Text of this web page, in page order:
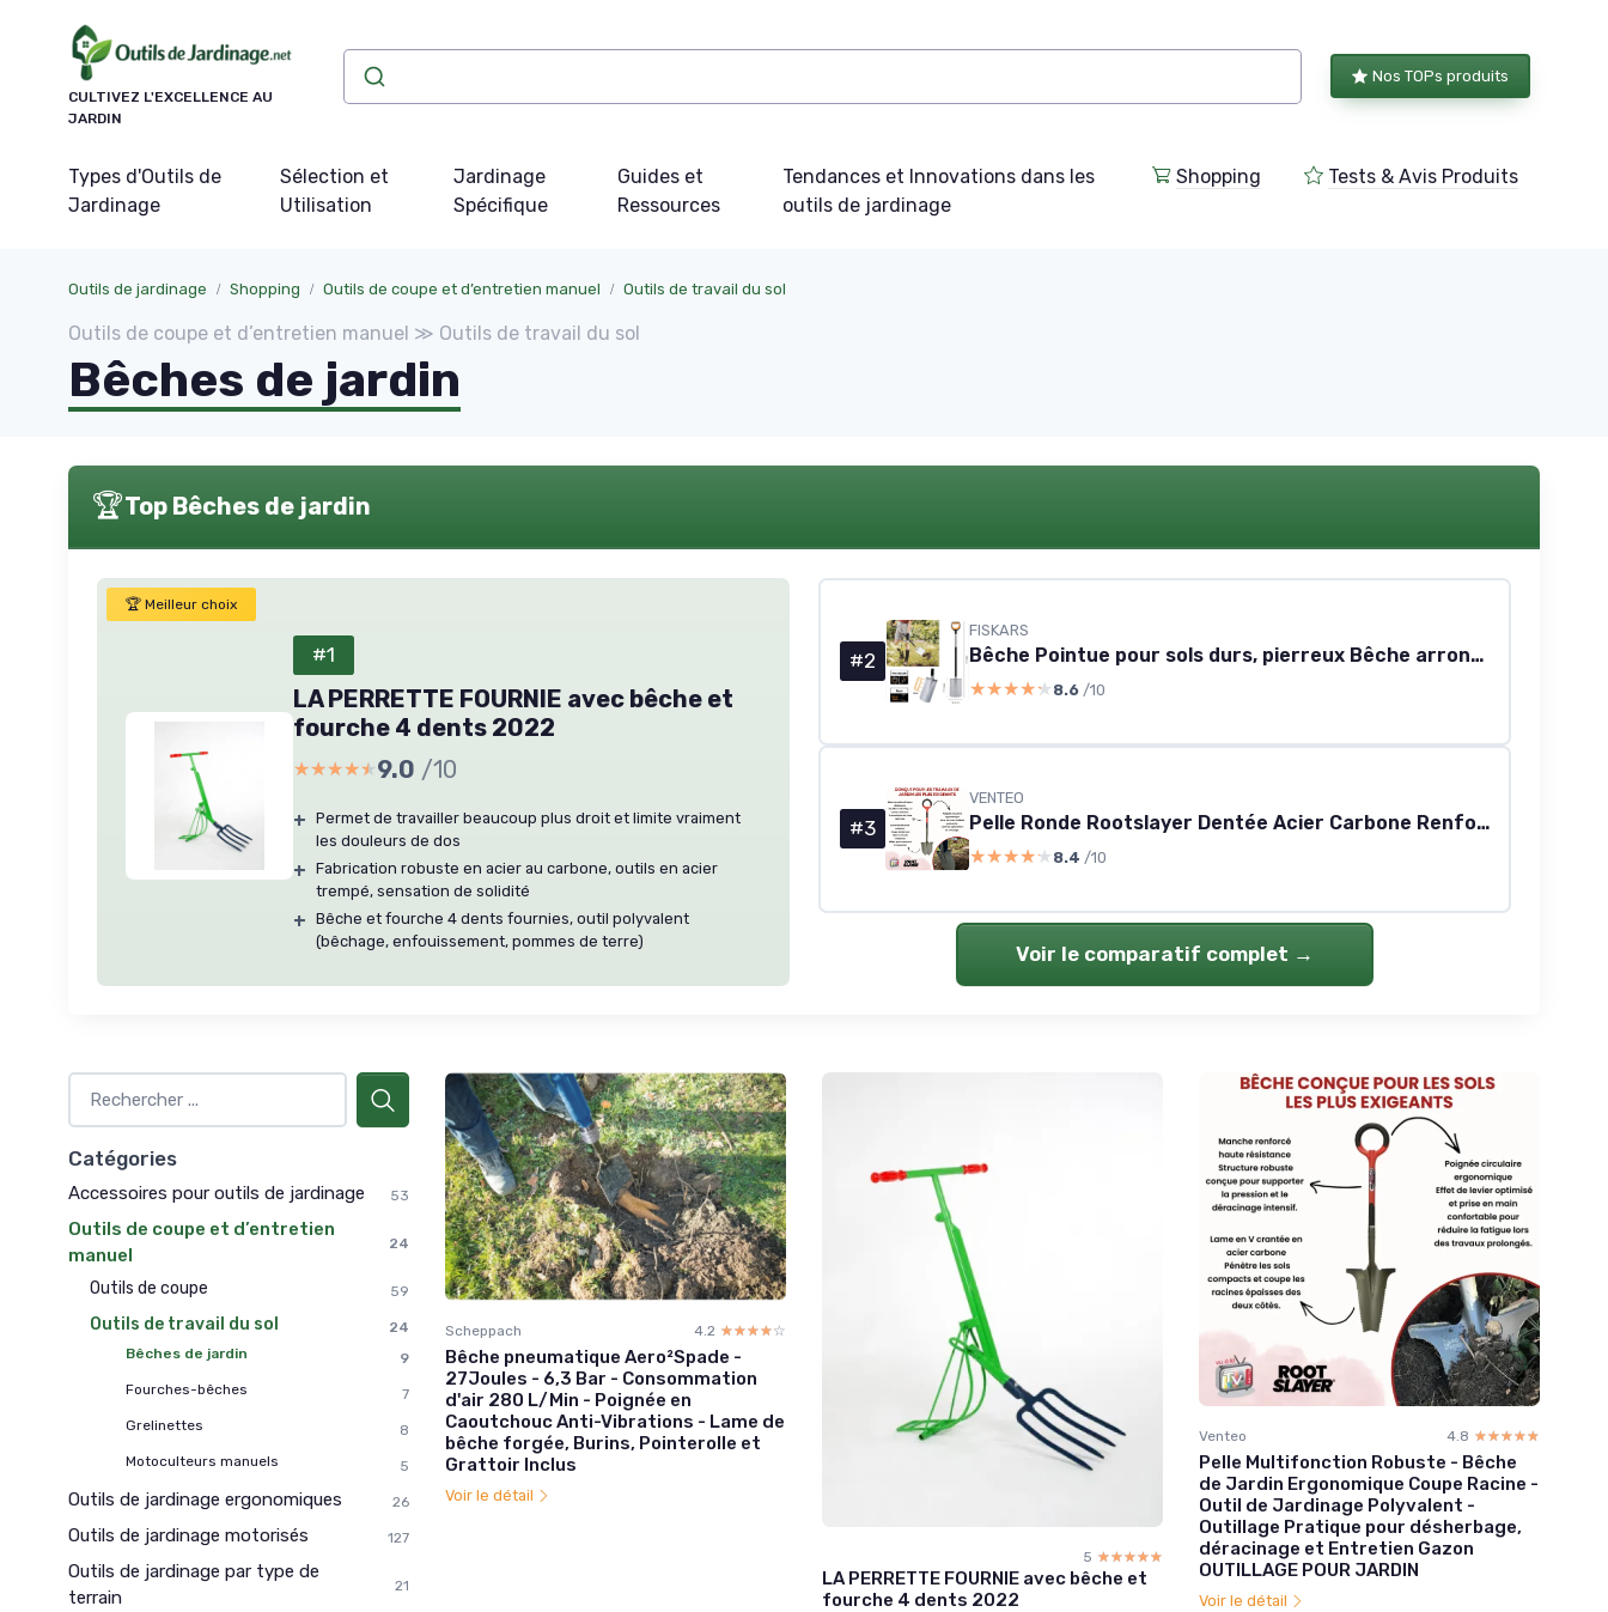
CULTIVEZ L'EXCELLENCE AU
JARDIN
Nos TOPs produits
Types d'Outils de
Jardinage
Sélection et
Utilisation
Jardinage
Spécifique
Guides et
Ressources
Tendances et Innovations dans les
outils de jardinage
Shopping Tests & Avis Produits
Outils de jardinage Shopping Outils de coupe et d’entretien manuel Outils de travail du sol
Outils de coupe et d’entretien manuel ≫ Outils de travail du sol
Bêches de jardin
🏆Top Bêches de jardin
🏆 Meilleur choix
#1
LA PERRETTE FOURNIE avec bêche et
fourche 4 dents 2022
★★★★★
★★★★★9.0 /10
+ Permet de travailler beaucoup plus droit et limite vraiment
les douleurs de dos
+ Fabrication robuste en acier au carbone, outils en acier
trempé, sensation de solidité
+ Bêche et fourche 4 dents fournies, outil polyvalent
(bêchage, enfouissement, pommes de terre)
#2
FISKARS
Bêche Pointue pour sols durs, pierreux Bêche arrondie NOUVEAU
★★★★★
★★★★★ 8.6 /10
#3
VENTEO
Pelle Ronde Rootslayer Dentée Acier Carbone Renforcé - Coupe Racines Épaisses Pénétration Sols Durs - Outil Jardinage Puissant Creusage Terre Compacte et Travaux Intensifs Jardin
★★★★★
★★★★★ 8.4 /10
Voir le comparatif complet →
Catégories
Accessoires pour outils de jardinage 53
Outils de coupe et d’entretien
manuel
24
Outils de coupe 59
Outils de travail du sol
24
Bêches de jardin
9
Fourches-bêches
7
Grelinettes
8
Motoculteurs manuels
5
Outils de jardinage ergonomiques 26
Outils de jardinage motorisés 127
Outils de jardinage par type de
terrain
21
Scheppach 4.2 ☆☆☆☆☆
★★★★★
Bêche pneumatique Aero²Spade -
27Joules - 6,3 Bar - Consommation
d'air 280 L/Min - Poignée en
Caoutchouc Anti-Vibrations - Lame de
bêche forgée, Burins, Pointerolle et
Grattoir Inclus
Voir le détail
5 ☆☆☆☆☆
★★★★★
LA PERRETTE FOURNIE avec bêche et
fourche 4 dents 2022
Venteo 4.8 ☆☆☆☆☆
★★★★★
Pelle Multifonction Robuste - Bêche
de Jardin Ergonomique Coupe Racine -
Outil de Jardinage Polyvalent -
Outillage Pratique pour désherbage,
déracinage et Entretien Gazon
OUTILLAGE POUR JARDIN
Voir le détail